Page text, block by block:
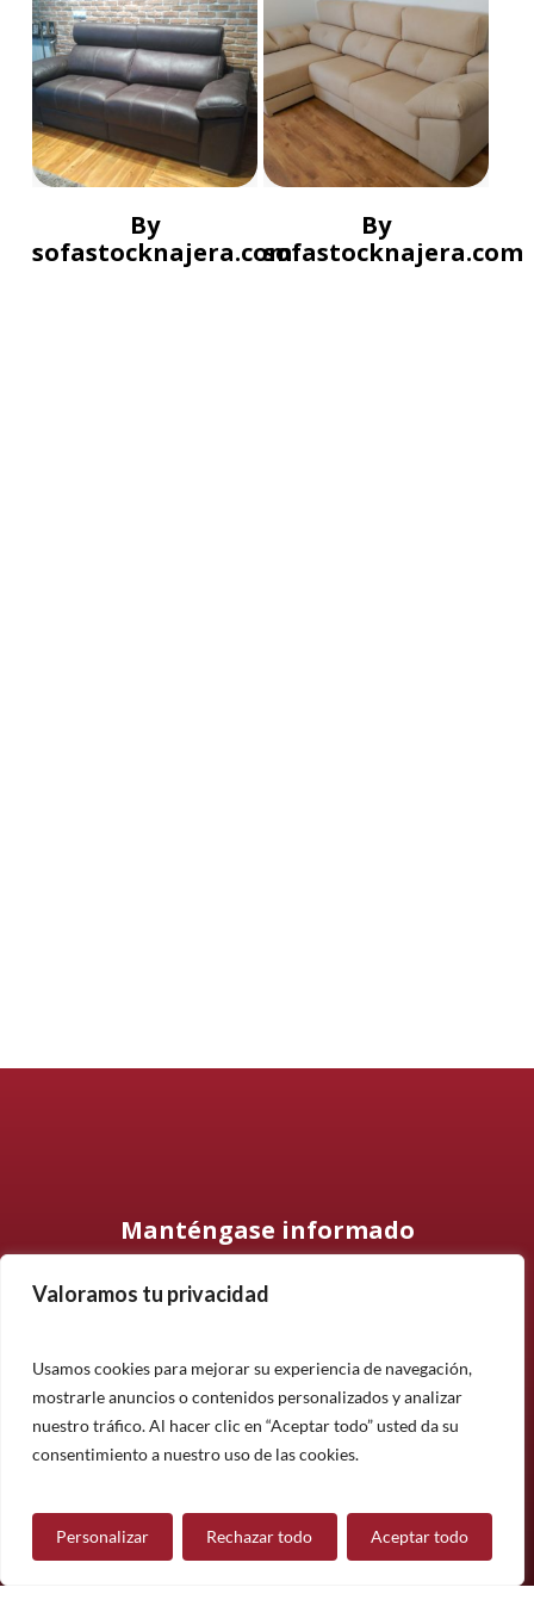
Valoramos tu privacidad
Usamos cookies para mejorar su experiencia de navegación,
mostrarle anuncios o contenidos personalizados y analizar
nuestro tráfico. Al hacer clic en “Aceptar todo” usted da su
consentimiento a nuestro uso de las cookies.
Personalizar Rechazar todo Aceptar todo
By
sofastocknajera.com
By
sofastocknajera.com
Manténgase informado
Suscríbase a nuestro boletín informativo y manténgase
noticias.
Suscríbete
¿Tiene alguna pregunta?
Contáctanos